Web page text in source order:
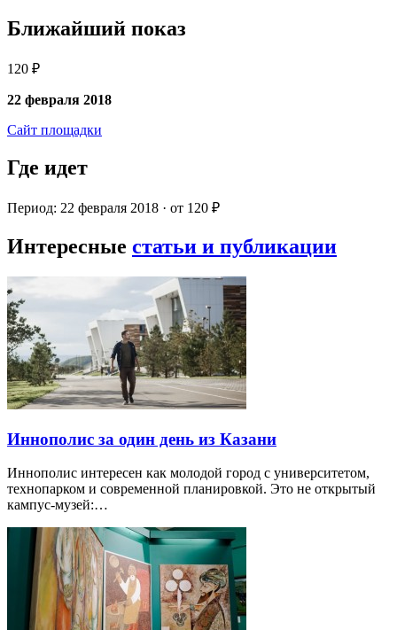
Ближайший показ
120 ₽
22 февраля 2018
Сайт площадки
Где идет
Период: 22 февраля 2018 · от 120 ₽
Интересные статьи и публикации
Иннополис за один день из Казани
Иннополис интересен как молодой город с университетом,
технопарком и современной планировкой. Это не открытый
кампус-музей:…